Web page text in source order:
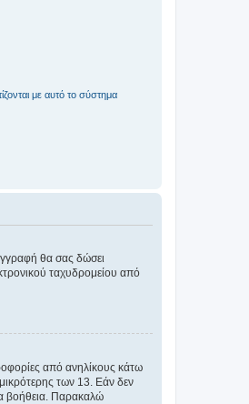
με αυτό το σύστημα
θα σας δώσει
ταχυδρομείου από
από ανηλίκους κάτω
των 13. Εάν δεν
βοήθεια. Παρακαλώ